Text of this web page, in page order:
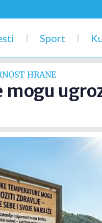
Sport
HRANE